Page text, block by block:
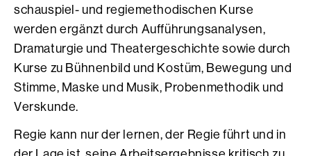
schauspiel- und regiemethodischen Kurse
werden ergänzt durch Aufführungsanalysen,
Dramaturgie und Theatergeschichte sowie durch
Kurse zu Bühnenbild und Kostüm, Bewegung und
Stimme, Maske und Musik, Probenmethodik und
Verskunde.
Regie kann nur der lernen, der Regie führt und in